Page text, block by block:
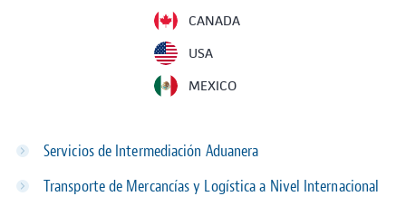
CANADA
USA
MEXICO
Servicios de Intermediación Aduanera
Transporte de Mercancías y Logística a Nivel Internacional